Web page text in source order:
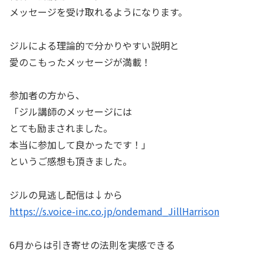
メッセージを受け取れるようになります。
ジルによる理論的で分かりやすい説明と
愛のこもったメッセージが満載！
参加者の方から、
「ジル講師のメッセージには
とても励まされました。
本当に参加して良かったです！」
というご感想も頂きました。
ジルの見逃し配信は↓から
https://s.voice-inc.co.jp/ondemand_JillHarrison
6月からは引き寄せの法則を実感できる